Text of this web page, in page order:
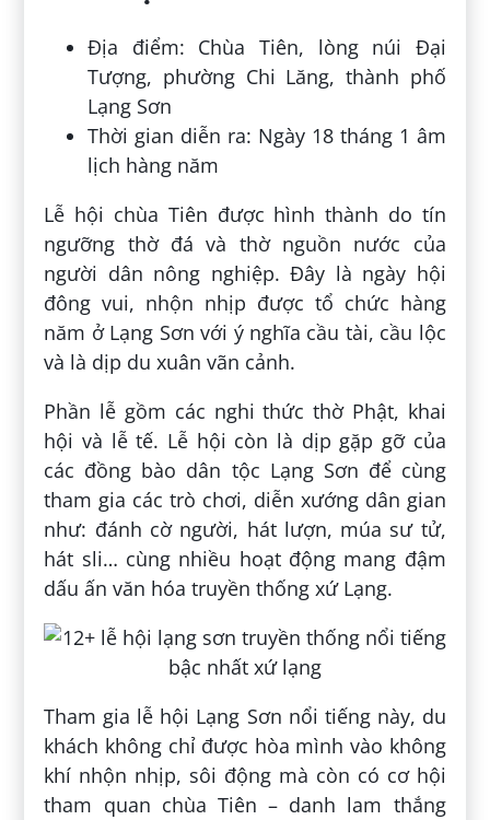
Địa điểm: Chùa Tiên, lòng núi Đại
Tượng, phường Chi Lăng, thành phố
Lạng Sơn
Thời gian diễn ra: Ngày 18 tháng 1 âm
lịch hàng năm
Lễ hội chùa Tiên được hình thành do tín
ngưỡng thờ đá và thờ nguồn nước của
người dân nông nghiệp. Đây là ngày hội
đông vui, nhộn nhịp được tổ chức hàng
năm ở Lạng Sơn với ý nghĩa cầu tài, cầu lộc
và là dịp du xuân vãn cảnh.
Phần lễ gồm các nghi thức thờ Phật, khai
hội và lễ tế. Lễ hội còn là dịp gặp gỡ của
các đồng bào dân tộc Lạng Sơn để cùng
tham gia các trò chơi, diễn xướng dân gian
như: đánh cờ người, hát lượn, múa sư tử,
hát sli… cùng nhiều hoạt động mang đậm
dấu ấn văn hóa truyền thống xứ Lạng.
Tham gia lễ hội Lạng Sơn nổi tiếng này, du
khách không chỉ được hòa mình vào không
khí nhộn nhịp, sôi động mà còn có cơ hội
tham quan chùa Tiên – danh lam thắng